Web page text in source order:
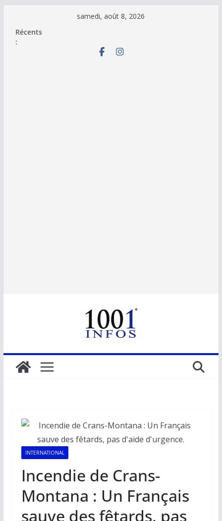
contenu
samedi, août 8, 2026
Récents
:
INTERNATIONAL
Incendie de Crans-
Montana : Un Français
sauve des fêtards, pas